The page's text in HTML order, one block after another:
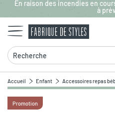
Aller au contenu principal
En raison des incendies en
à
Recherche
Accueil Enfant Accessoires repas
Promotion